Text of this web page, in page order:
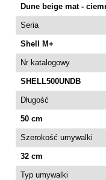
Dune beige mat -
Seria
Shell M+
Nr katalogowy
SHELL500UNDB
Długość
50 cm
Szerokość umywalki
32 cm
Typ umywalki